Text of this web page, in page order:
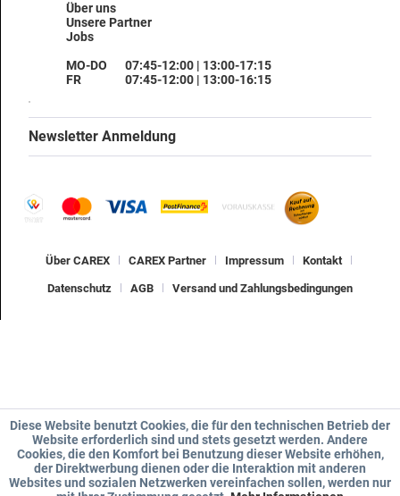
Über uns
Unsere Partner
Jobs
MO-DO
FR
07:45-12:00 | 13:00-17:15
07:45-12:00 | 13:00-16:15
Newsletter Anmeldung
Über CAREX CAREX Partner Impressum Kontakt
Datenschutz AGB Versand und Zahlungsbedingungen
Diese Website benutzt Cookies, die für den technischen Betrieb der
Website erforderlich sind und stets gesetzt werden. Andere
Cookies, die den Komfort bei Benutzung dieser Website erhöhen,
der Direktwerbung dienen oder die Interaktion mit anderen
Websites und sozialen Netzwerken vereinfachen sollen, werden nur